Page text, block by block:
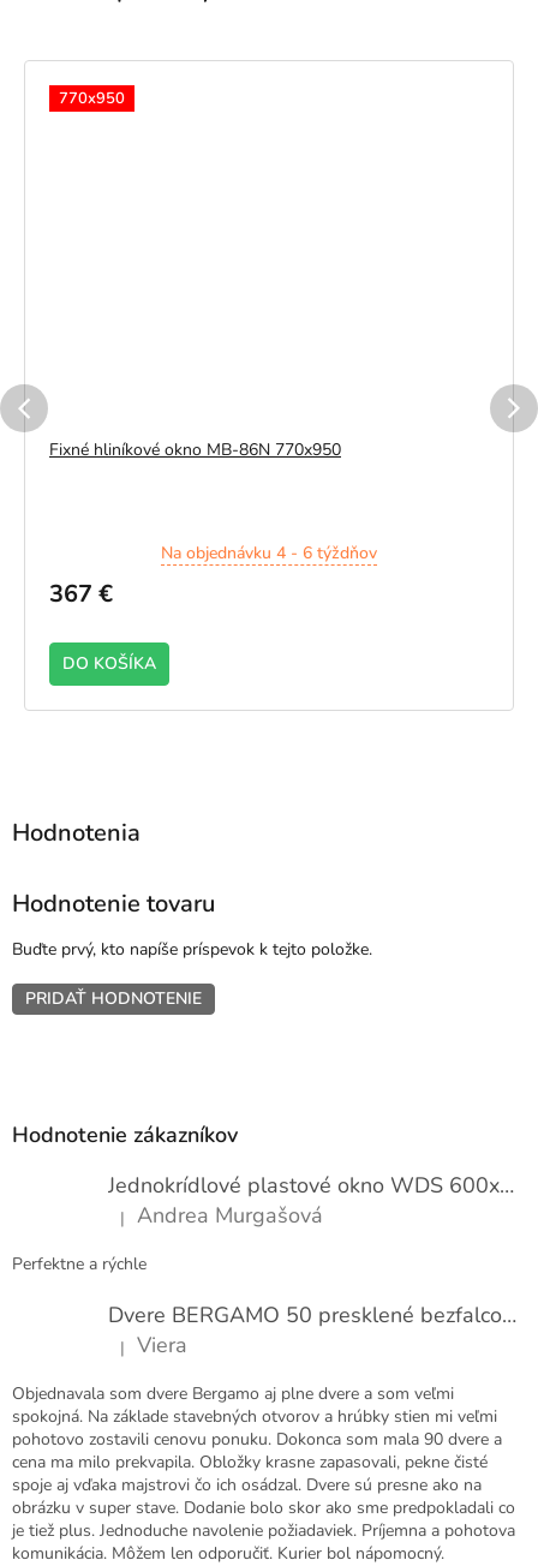
770x950
Fixné hliníkové okno MB-86N 770x950
Na objednávku 4 - 6 týždňov
367 €
DO KOŠÍKA
Hodnotenie tovaru
Buďte prvý, kto napíše príspevok k tejto položke.
PRIDAŤ HODNOTENIE
Hodnotenie zákazníkov
Jednokrídlové plastové okno WDS 600x1000
Hodnotenie produktu je 5 z 5 hviezdičiek.
| Andrea Murgašová
Perfektne a rýchle
Dvere BERGAMO 50 presklené bezfalcové EXTRA
Hodnotenie produktu je 5 z 5 hviezdičiek.
| Viera
Objednavala som dvere Bergamo aj plne dvere a som veľmi
spokojná. Na základe stavebných otvorov a hrúbky stien mi veľmi
pohotovo zostavili cenovu ponuku. Dokonca som mala 90 dvere a
cena ma milo prekvapila. Obložky krasne zapasovali, pekne čisté
spoje aj vďaka majstrovi čo ich osádzal. Dvere sú presne ako na
obrázku v super stave. Dodanie bolo skor ako sme predpokladali co
je tiež plus. Jednoduche navolenie požiadaviek. Príjemna a pohotova
komunikácia. Môžem len odporučiť. Kurier bol nápomocný.